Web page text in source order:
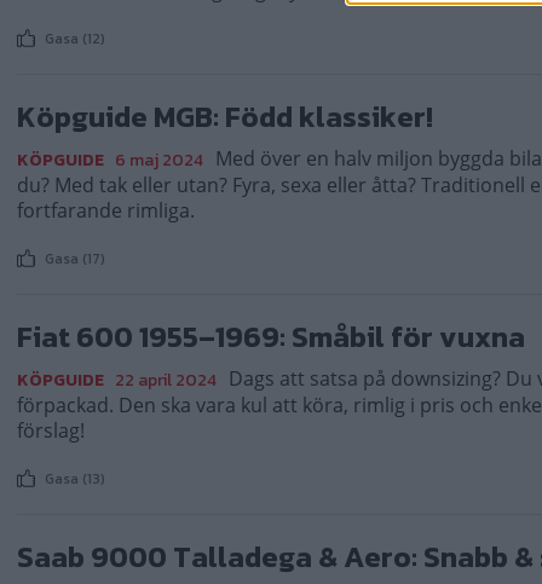
Gasa (12)
Köpguide MGB: Född klassiker!
KÖPGUIDE 6 maj 2024 Med över en halv miljon byggda
du? Med tak eller utan? Fyra, sexa eller åtta? Traditionell
fortfarande rimliga.
Gasa (17)
Fiat 600 1955–1969: Småbil för vuxna
KÖPGUIDE 22 april 2024 Dags att satsa på downsizing?
förpackad. Den ska vara kul att köra, rimlig i pris och
förslag!
Gasa (13)
Saab 9000 Talladega & Aero: Snabb